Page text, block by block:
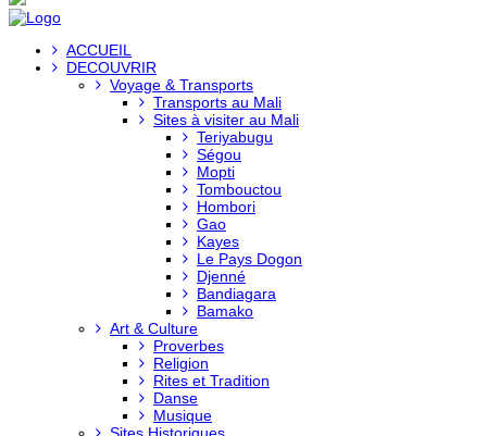
ACCUEIL
DECOUVRIR
Voyage & Transports
Transports au Mali
Sites à visiter au Mali
Teriyabugu
Ségou
Mopti
Tombouctou
Hombori
Gao
Kayes
Le Pays Dogon
Djenné
Bandiagara
Bamako
Art & Culture
Proverbes
Religion
Rites et Tradition
Danse
Musique
Sites Historiques